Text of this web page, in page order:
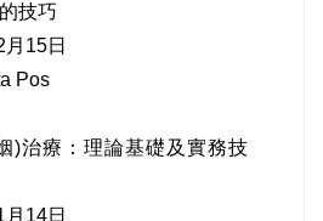
技巧
15日
Pos
)治療：理論基礎及實務技
14日